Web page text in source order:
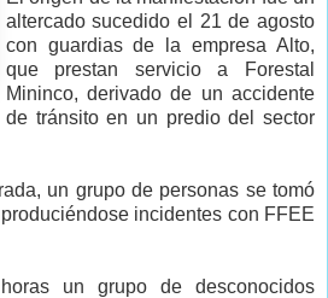
altercado sucedido el 21 de agosto
con guardias de la empresa Alto,
que prestan servicio a Forestal
Mininco, derivado de un accidente
de tránsito en un predio del sector
un grupo de personas se tomó
incidentes con FFEE
un grupo de desconocidos